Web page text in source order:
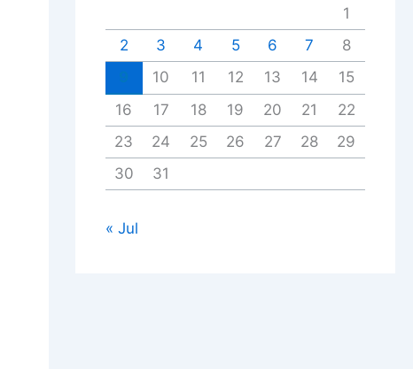
1
2
3 4 5 6 7
8
10 11 12 13 14
15
16
17 18 19 20 21
22
23
24 25 26 27 28
29
30
31
« Jul